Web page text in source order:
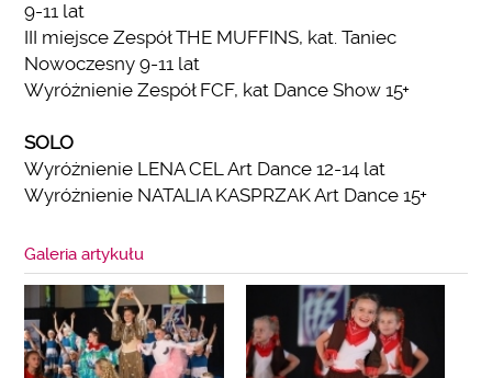
9-11 lat
III miejsce Zespół THE MUFFINS, kat. Taniec
Nowoczesny 9-11 lat
Wyróżnienie Zespół FCF, kat Dance Show 15+
SOLO
Wyróżnienie LENA CEL Art Dance 12-14 lat
Wyróżnienie NATALIA KASPRZAK Art Dance 15+
Galeria artykułu